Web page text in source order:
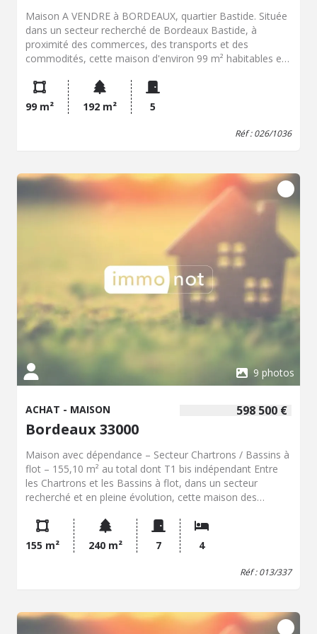
Maison A VENDRE à BORDEAUX, quartier Bastide. Située
dans un secteur recherché de Bordeaux Bastide, à
proximité des commerces, des transports et des
commodités, cette maison d'environ 99 m² habitables est
niveaux, elle offre un beau potentiel de rénovation et de
réaménagement selon vos envies. Son jardin à l'arrière,
ses dépendances et son garage constituent de véritables
atouts pour mener à bien un projet de résidence
des futurs acquéreurs pour repenser les espaces et créer
un bien à leur image. Une belle opportunité dans un
quartier en plein essor de Bordeaux Bastide.
99 m² 192 m² 5
Réf : 026/1036
9 photos
598 500 €
ACHAT - MAISON
Bordeaux 33000
Maison avec dépendance – Secteur Chartrons / Bassins à
flot – 155,10 m² au total dont T1 bis indépendant Entre
les Chartrons et les Bassins à flot, dans un secteur
recherché et en pleine évolution, cette maison des
immédiate des quais, des transports et des commerces.
Édifiée sur une parcelle arborée et clôturée de 172 m², la
maison principale développe 127 m² habitables (hors T1
bis) et s’ouvre sur un jardin exposé sud-ouest avec un
trois grandes chambres (13 à 15 m²), une salle de bain et
des toilettes séparées. Quelques marches plus bas
155 m² 240 m² 7 4
Réf : 013/337